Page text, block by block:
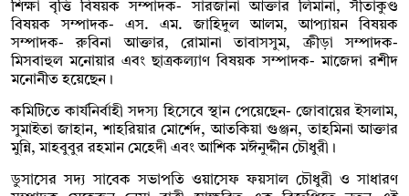
শিক্ষা বৃত্তি বিষয়ক সম্পাদক- সারজানা আক্তার লিমানা, সীতাকুণ্ড
বিষয়ক সম্পাদক- এস. এম. জাহিদুল আলম, আপ্যায়ন বিষয়ক
সম্পাদক- রুবিনা আক্তার, রোমানা তাবাসসুম, ক্রীড়া সম্পাদক-
মিসবাহুল মনোয়ার এবং ছাত্রকল্যাণ বিষয়ক সম্পাদক- মাজেদা রশীদ
মনোনীত হয়েছেন।
কমিটিতে কার্যনির্বাহী সদস্য হিসেবে স্থান পেয়েছেন- জোবায়ের ইসলাম,
সুমাইতা জাহান, শাহরিয়ার মোর্শেদ, আতকিয়া গুঞ্জন, তাহমিনা আক্তার
মুন্নি, মাহবুবুর রহমান মেহেদী এবং আশিক মঈনুদ্দীন চৌধুরী।
ডুসাসের সদ্য সাবেক সভাপতি ওয়াসেফ ফয়সাল চৌধুরী ও সাধারণ